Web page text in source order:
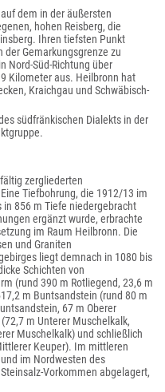
dem in der äußersten
hohen Reisberg, die
Ihren tiefsten Punkt
Gemarkungsgrenze zu
Nord-Süd-Richtung über
Kilometer aus. Heilbronn hat
Kraichgau und Schwäbisch-
südfränkischen Dialekts in der
zergliederten
Tiefbohrung, die 1912/13 im
in 856 m Tiefe niedergebracht
ergänzt wurde, erbrachte
im Raum Heilbronn. Die
und Graniten
liegt demnach in 1080 bis
Schichten von
(rund 390 m Rotliegend, 23,6 m
m Buntsandstein (rund 80 m
67 m Oberer
m Unterer Muschelkalk,
Muschelkalk) und schließlich
Keuper). Im mittleren
im Nordwesten des
Vorkommen abgelagert,